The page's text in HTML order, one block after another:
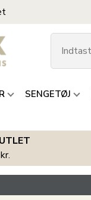
SENGETØJ